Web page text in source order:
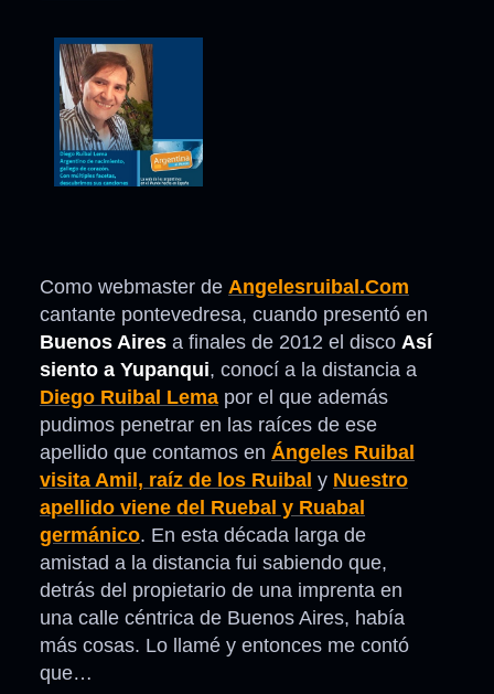
Como webmaster de Angelesruibal.Com
cantante pontevedresa, cuando presentó en
Buenos Aires a finales de 2012 el disco Así
siento a Yupanqui, conocí a la distancia a
Diego Ruibal Lema por el que además
pudimos penetrar en las raíces de ese
apellido que contamos en Ángeles Ruibal
visita Amil, raíz de los Ruibal y Nuestro
apellido viene del Ruebal y Ruabal
germánico. En esta década larga de
amistad a la distancia fui sabiendo que,
detrás del propietario de una imprenta en
una calle céntrica de Buenos Aires, había
más cosas. Lo llamé y entonces me contó
que…